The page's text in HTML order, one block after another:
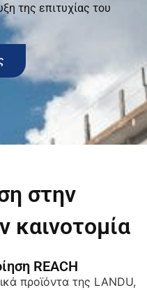
της επιτυχίας του
στην
καινοτομία
REACH
προϊόντα της LANDU,